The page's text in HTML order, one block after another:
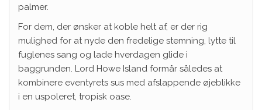
palmer.
For dem, der ønsker at koble helt af, er der rig
mulighed for at nyde den fredelige stemning, lytte til
fuglenes sang og lade hverdagen glide i
baggrunden. Lord Howe Island formår således at
kombinere eventyrets sus med afslappende øjeblikke
i en uspoleret, tropisk oase.